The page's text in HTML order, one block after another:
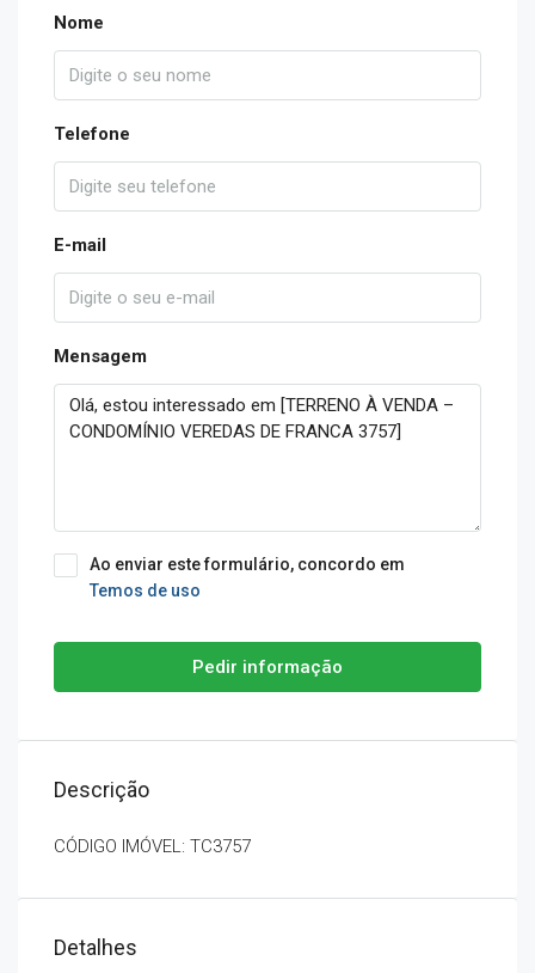
Nome
Telefone
E-mail
Mensagem
Ao enviar este formulário, concordo em
Temos de uso
Pedir informação
Descrição
CÓDIGO IMÓVEL: TC3757
Detalhes